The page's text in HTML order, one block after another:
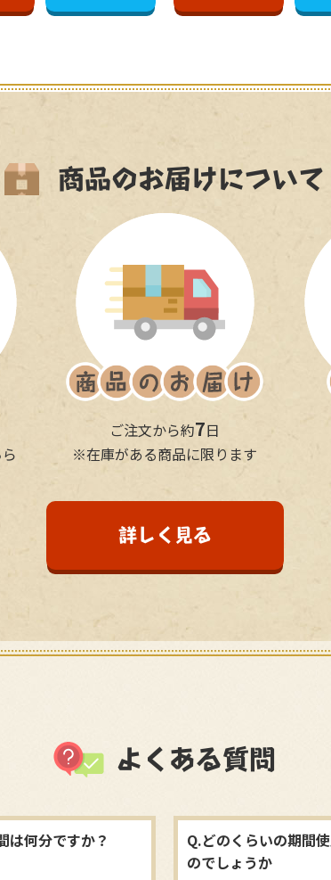
商品のお届けについて
ご注文から約7日
※在庫がある商品に限ります
詳しく見る
よくある質問
は何分ですか？
Q.どのくらいの期間
のでしょうか